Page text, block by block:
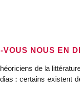
NOUS EN
de la
: certains existent